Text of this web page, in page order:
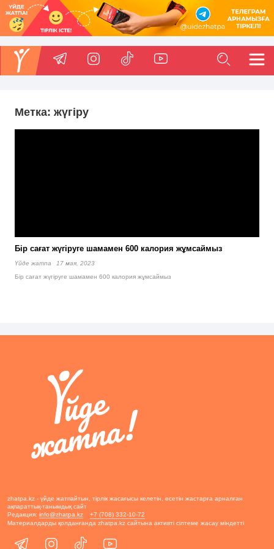
Метка: жүгіру
Бір сағат жүгіруге шамамен 600 калория жұмсаймыз
Үйде жатпа
17 мая, 2023
Бір сағат жүгіруге шамамен 600 калория жұмсаймыз
zhatpa.kz - үйде жатпайтын, тірлік жасағысы келетін, өсетін жастарға арналған
ақпараттық-танымдық сайт
Редакция: info@zhatpa.kz
+7 (708) 332-10-72
Материалдарды қолданғанда zhatpa.kz сайтына активті сілтеме жасау міндетті